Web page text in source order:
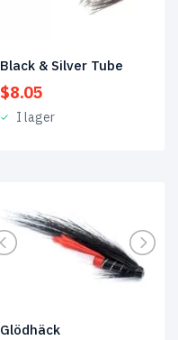
Black & Silver Tube
$8.05
I lager
Glödhäck